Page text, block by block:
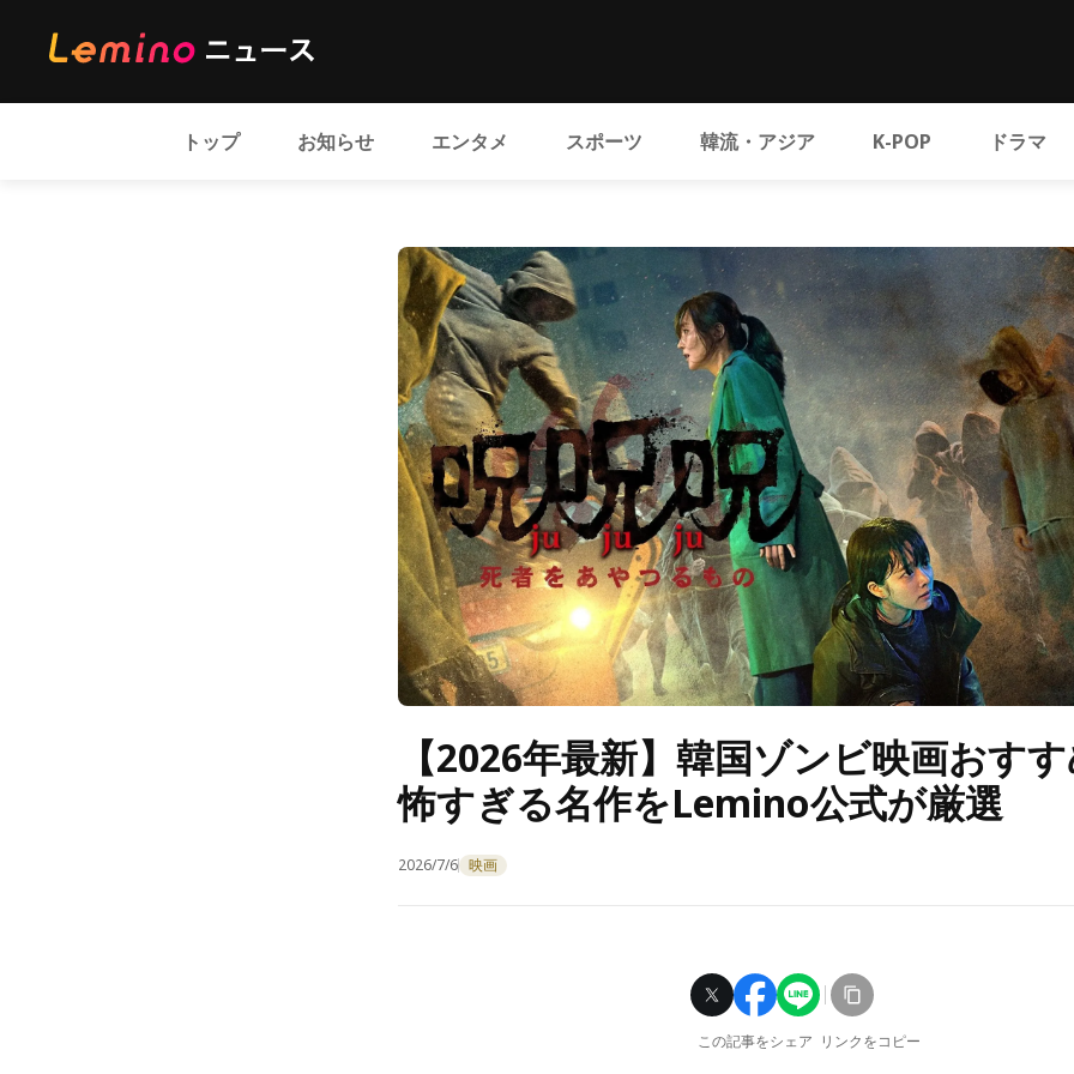
トップ お知らせ エンタメ スポーツ 韓流・アジア K-POP ドラマ
【2026年最新】韓国ゾンビ映画おす
怖すぎる名作をLemino公式が厳選
2026/7/6 映画
この記事をシェア リンクをコピー